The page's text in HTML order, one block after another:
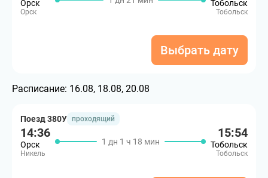
Орск
Орск
Тобольск
Тобольск
Выбрать дату
Расписание: 16.08, 18.08, 20.08
Поезд 380У проходящий
14:36
Орск
Никель
1 дн 1 ч 18 мин
15:54
Тобольск
Тобольск